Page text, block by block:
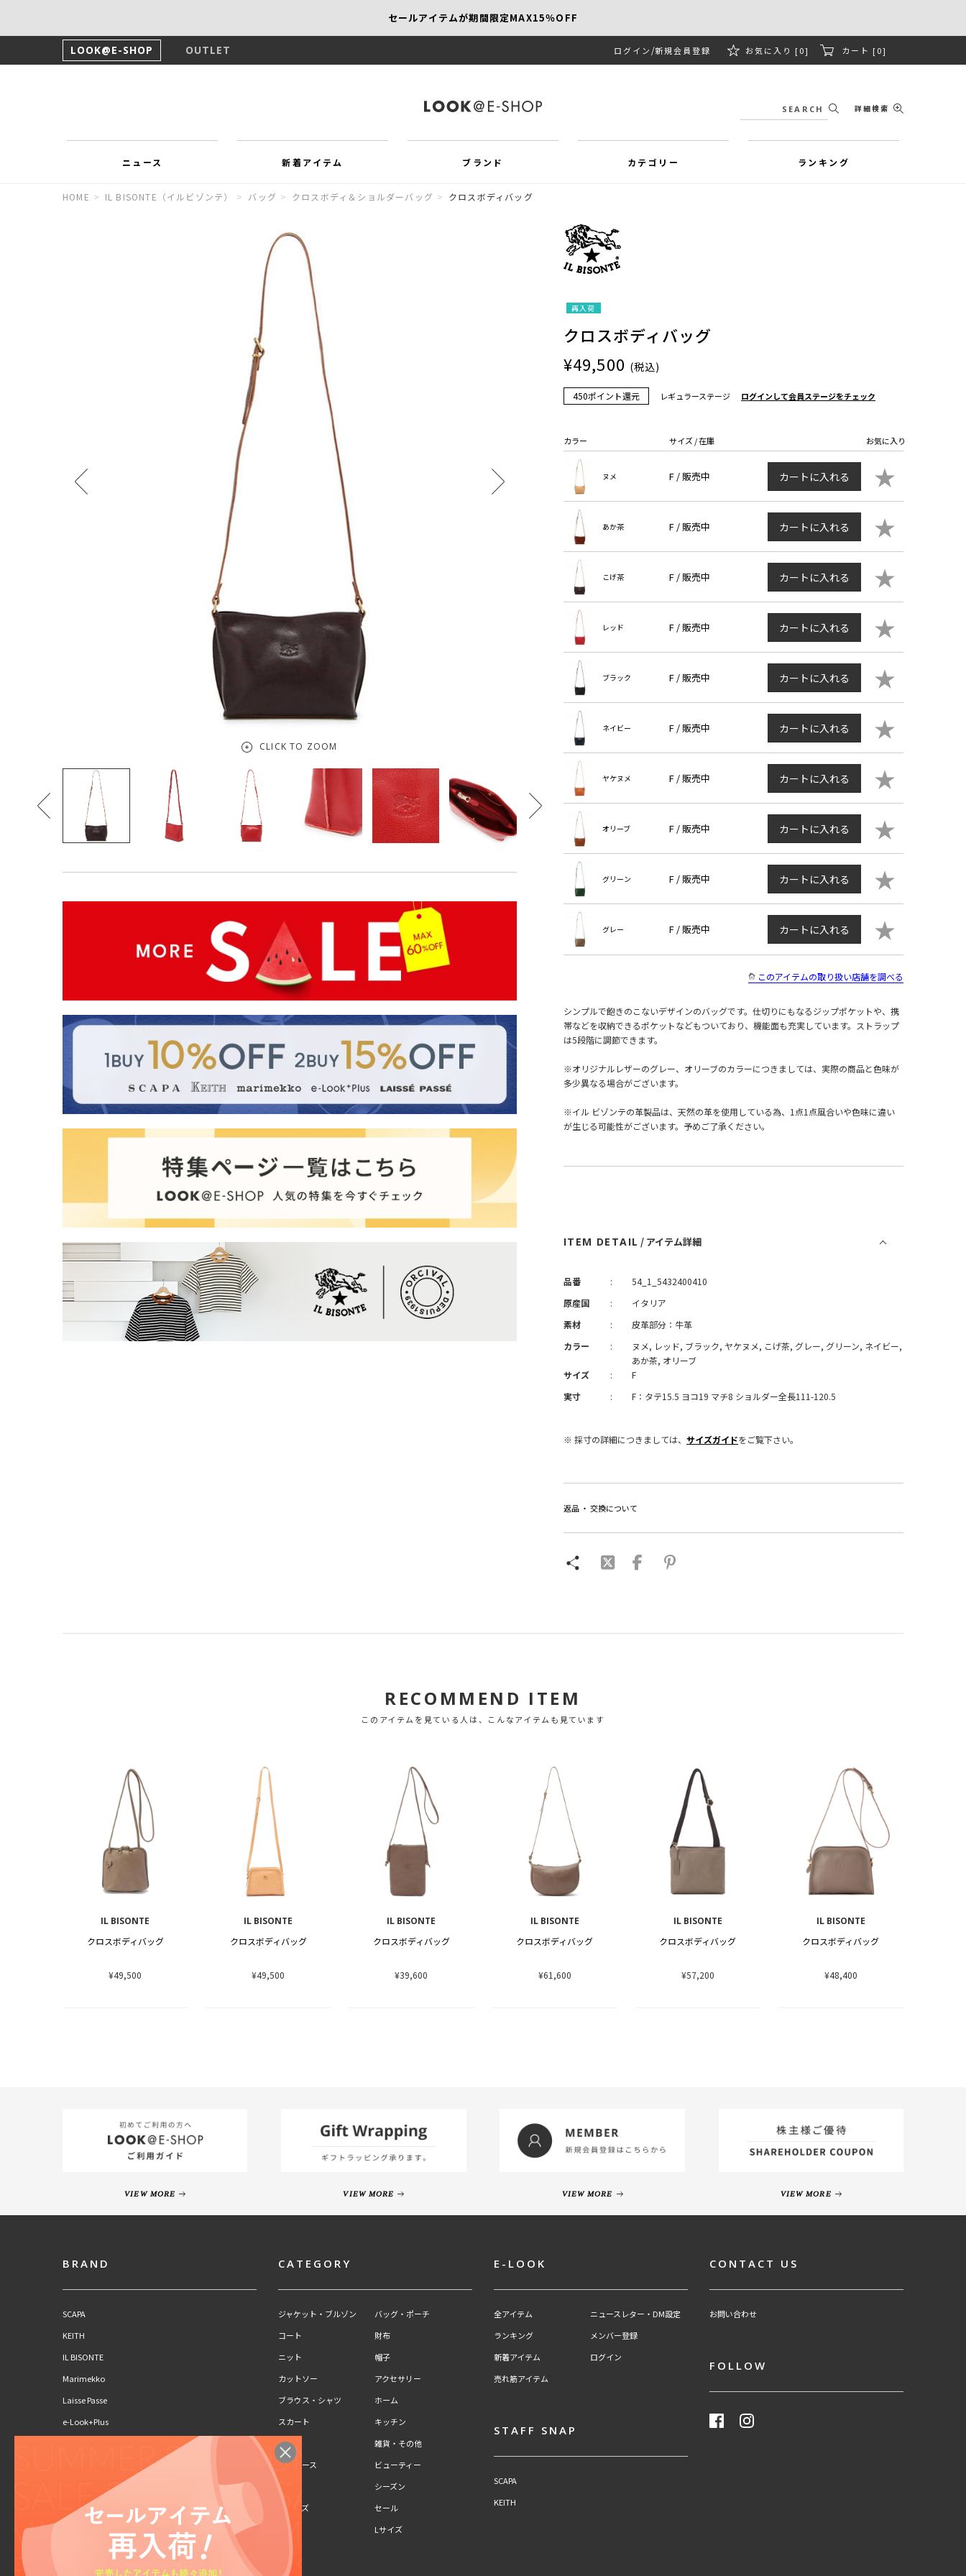
セールアイテムが期間限定MAX15％OFF
LOOK@E-SHOP OUTLET ログイン 新規会員登録 お気に入り [0] カート [0]
詳細検索
ニュース 新着アイテム ブランド カテゴリー ランキング
HOME > IL BISONTE（イルビゾンテ） > バッグ > クロスボディ＆ショルダーバッグ > クロスボディバッグ
CLICK TO ZOOM
再入荷
クロスボディバッグ
¥49,500 (税込)
450ポイント還元 レギュラーステージ ログインして会員ステージをチェック
カラー サイズ / 在庫 お気に入り
ヌメ F / 販売中 カートに入れる ★
あか茶 F / 販売中 カートに入れる ★
こげ茶 F / 販売中 カートに入れる ★
レッド F / 販売中 カートに入れる ★
ブラック F / 販売中 カートに入れる ★
ネイビー F / 販売中 カートに入れる ★
ヤケヌメ F / 販売中 カートに入れる ★
オリーブ F / 販売中 カートに入れる ★
グリーン F / 販売中 カートに入れる ★
グレー F / 販売中 カートに入れる ★
このアイテムの取り扱い店舗を調べる
シンプルで飽きのこないデザインのバッグです。仕切りにもなるジップポケットや、携
帯などを収納できるポケットなどもついており、機能面も充実しています。ストラップ
は5段階に調節できます。
※オリジナルレザーのグレー、オリーブのカラーにつきましては、実際の商品と色味が
多少異なる場合がございます。
※イル ビゾンテの革製品は、天然の革を使用している為、1点1点風合いや色味に違い
が生じる可能性がございます。予めご了承ください。
ITEM DETAIL / アイテム詳細
品番 :
54_1_5432400410
原産国
:
イタリア
素材
:
皮革部分：牛革
カラー
:
ヌメ, レッド, ブラック, ヤケヌメ, こげ茶, グレー, グリーン, ネイビー,
あか茶, オリーブ
サイズ
:
F
実寸
: F：タテ15.5 ヨコ19 マチ8 ショルダー全長111-120.5
※ 採寸の詳細につきましては、サイズガイドをご覧下さい。
返品 ・ 交換について
RECOMMEND ITEM
このアイテムを見ている人は、こんなアイテムも見ています
IL BISONTE
クロスボディバッグ
¥49,500
IL BISONTE
クロスボディバッグ
¥49,500
IL BISONTE
クロスボディバッグ
¥39,600
IL BISONTE
クロスボディバッグ
¥61,600
IL BISONTE
クロスボディバッグ
¥57,200
IL BISONTE
クロスボディバッグ
¥48,400
VIEW MORE VIEW MORE VIEW MORE VIEW MORE
BRAND
SCAPA
KEITH
IL BISONTE
Marimekko
Laisse Passe
e-Look+Plus
KEITH Lサイズ
CATEGORY
ジャケット・ブルゾン
コート
ニット
カットソー
ブラウス・シャツ
スカート
パンツ
ワンピース
キッズ
シューズ
バッグ・ポーチ
財布
帽子
アクセサリー
ホーム
キッチン
雑貨・その他
ビューティー
シーズン
セール
Lサイズ
E-LOOK
全アイテム
ランキング
新着アイテム
売れ筋アイテム
ニュースレター・DM設定
メンバー登録
ログイン
CONTACT US
お問い合わせ
FOLLOW
STAFF SNAP
SCAPA
KEITH